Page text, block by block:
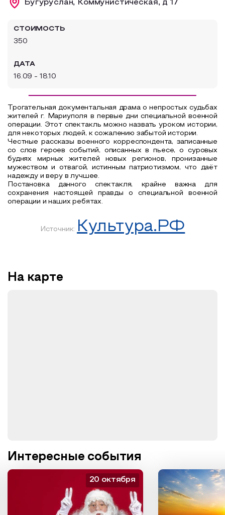
Аттестованные экскурсоводы
Все маршруты
Бугуруслан, Коммунистическая, д 17
СТОИМОСТЬ
350
ДАТА
16.09 - 18.10
Трогательная документальная драма о непростых судьбах
жителей г. Мариуполя в первые дни специальной военной
операции. Этот спектакль можно назвать уроком истории,
для некоторых людей, к сожалению забытой истории.
Честные рассказы военного корреспондента, записанные
со слов героев событий, описанных в пьесе, о суровых
буднях мирных жителей новых регионов, пронизанные
мужеством и отвагой, истинным патриотизмом, что даёт
надежду и веру в лучшее.
Постановка данного спектакля, крайне важна для
сохранения настоящей правды о специальной военной
операции и наших ребятах.
Источник: Культура.РФ
На карте
Интересные события
20 октября